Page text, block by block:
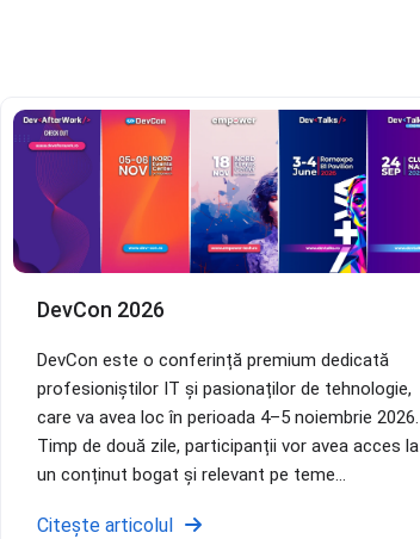
DevCon 2026
DevCon este o conferință premium dedicată
profesioniștilor IT și pasionaților de tehnologie,
care va avea loc în perioada 4–5 noiembrie 2026.
Timp de două zile, participanții vor avea acces la
un conținut bogat și relevant pe teme...
Citește articolul